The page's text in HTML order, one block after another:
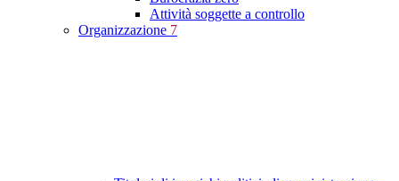
Attività soggette a controllo
Organizzazione 7